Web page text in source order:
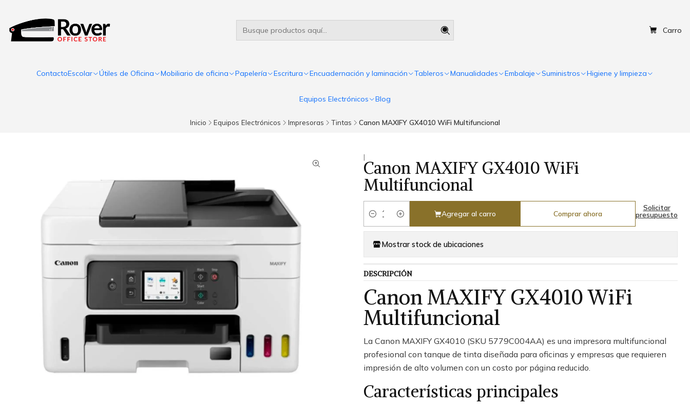
Carro
ContactoEscolar Útiles de Oficina Mobiliario de oficina Papelería Escritura Encuadernación y laminación Tableros Manualidades Embalaje Suministros Higiene y limpieza
Equipos Electrónicos Blog
Inicio Equipos Electrónicos Impresoras Tintas Canon MAXIFY GX4010 WiFi Multifuncional
|
Canon MAXIFY GX4010 WiFi
Multifuncional
Cantidad
Agregar al carro Comprar ahora
Solicitar
presupuesto
Mostrar stock de ubicaciones
DESCRIPCIÓN
Canon MAXIFY GX4010 WiFi
Multifuncional
La Canon MAXIFY GX4010 (SKU 5779C004AA) es una impresora multifuncional
profesional con tanque de tinta diseñada para oficinas y empresas que requieren
impresión de alto volumen con un costo por página reducido.
Características principales